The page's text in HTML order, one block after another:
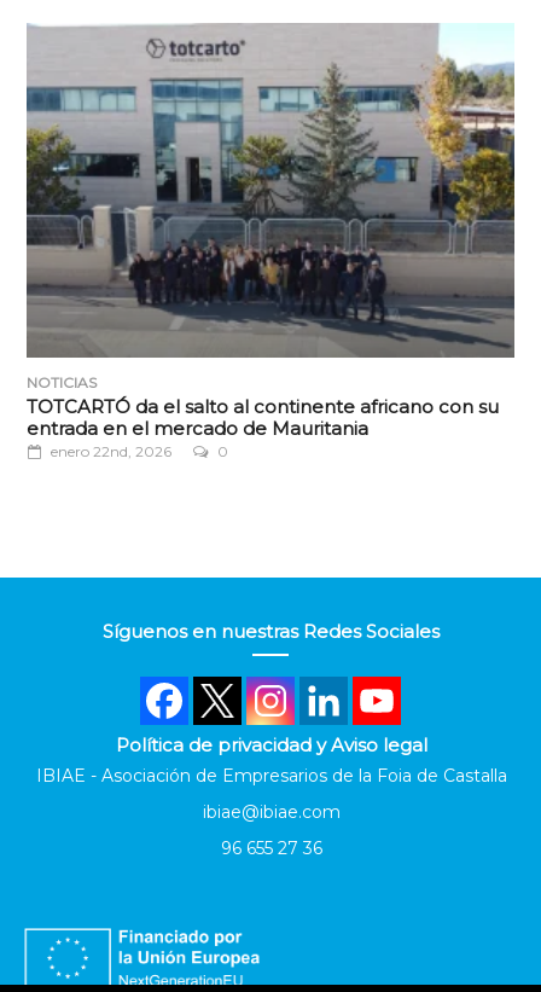
NOTICIAS
TOTCARTÓ da el salto al continente africano con su
entrada en el mercado de Mauritania
enero 22nd, 2026 0
Síguenos en nuestras Redes Sociales
Política de privacidad y Aviso legal
IBIAE - Asociación de Empresarios de la Foia de Castalla
ibiae@ibiae.com
96 655 27 36